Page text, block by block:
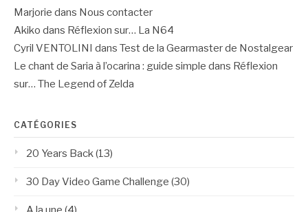
Marjorie dans Nous contacter
Akiko dans Réflexion sur… La N64
Cyril VENTOLINI dans Test de la Gearmaster de Nostalgear
Le chant de Saria à l’ocarina : guide simple dans Réflexion
sur… The Legend of Zelda
CATÉGORIES
20 Years Back(13)
30 Day Video Game Challenge (30)